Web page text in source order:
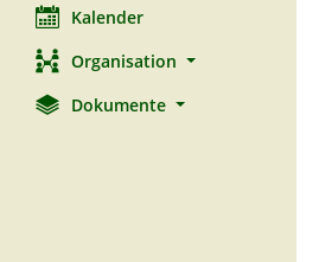
Kalender
Organisation
Dokumente